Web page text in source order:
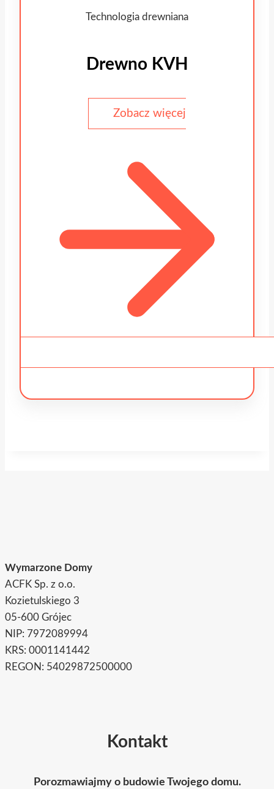
Technologia drewniana
Drewno KVH
Zobacz więcej
Wymarzone Domy
ACFK Sp. z o.o.
Kozietulskiego 3
05-600 Grójec
NIP: 7972089994
KRS: 0001141442
REGON: 54029872500000
Kontakt
Porozmawiajmy o budowie Twojego domu.